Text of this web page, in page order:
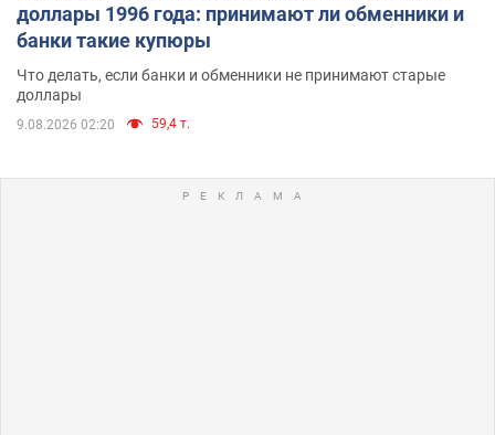
доллары 1996 года: принимают ли обменники и
банки такие купюры
Что делать, если банки и обменники не принимают старые
доллары
9.08.2026 02:20 59,4 т.